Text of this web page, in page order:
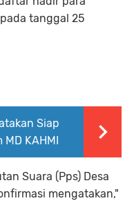
tanggal 25
Siap
KAHMI
Suara (Pps) Desa
mengatakan,"